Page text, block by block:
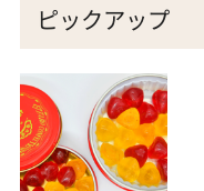
ピックアップ